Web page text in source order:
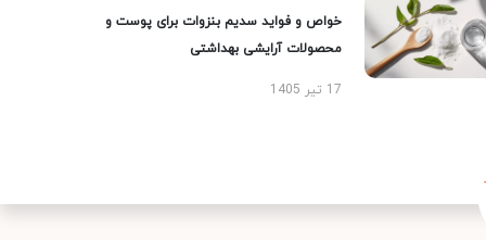
خواص و فواید سدیم بنزوات برای پوست و
محصولات آرایشی بهداشتی
17 تیر 1405